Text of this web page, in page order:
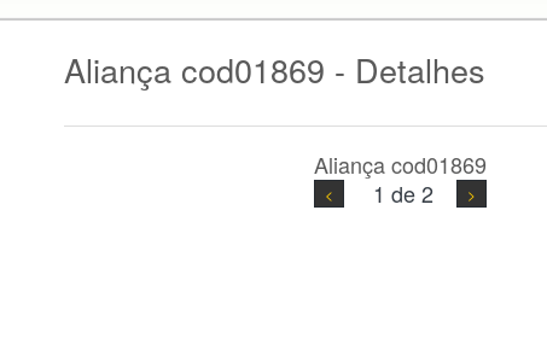
Aliança cod01869 - Detalhes
Aliança cod01869
1 de 2